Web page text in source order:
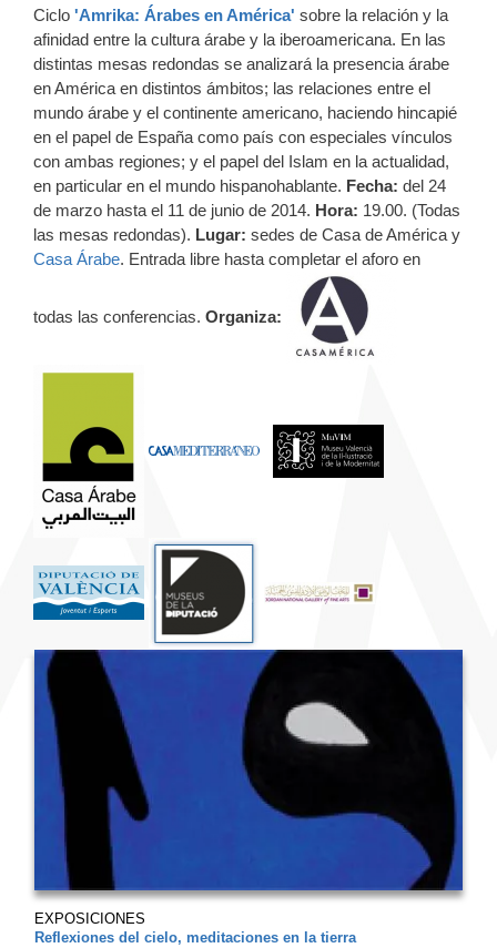
Ciclo 'Amrika: Árabes en América' sobre la relación y la
afinidad entre la cultura árabe y la iberoamericana. En las
distintas mesas redondas se analizará la presencia árabe
en América en distintos ámbitos; las relaciones entre el
mundo árabe y el continente americano, haciendo hincapié
en el papel de España como país con especiales vínculos
con ambas regiones; y el papel del Islam en la actualidad,
en particular en el mundo hispanohablante. Fecha: del 24
de marzo hasta el 11 de junio de 2014. Hora: 19.00. (Todas
las mesas redondas). Lugar: sedes de Casa de América y
Casa Árabe. Entrada libre hasta completar el aforo en
todas las conferencias. Organiza:
EXPOSICIONES
Reflexiones del cielo, meditaciones en la tierra